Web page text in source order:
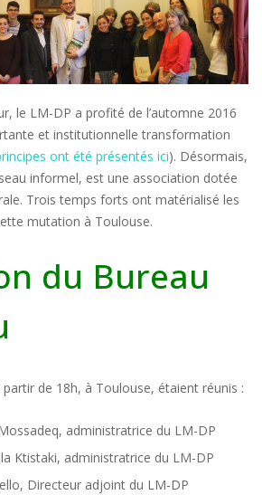
le LM-DP a profité de l’automne 2016
et institutionnelle transformation
ont été présentés ici). Désormais,
informel, est une association dotée
Trois temps forts ont matérialisé les
mutation à Toulouse.
du Bureau
de 18h, à Toulouse, étaient réunis :
administratrice du LM-DP
Ktistaki, administratrice du LM-DP
Directeur adjoint du LM-DP